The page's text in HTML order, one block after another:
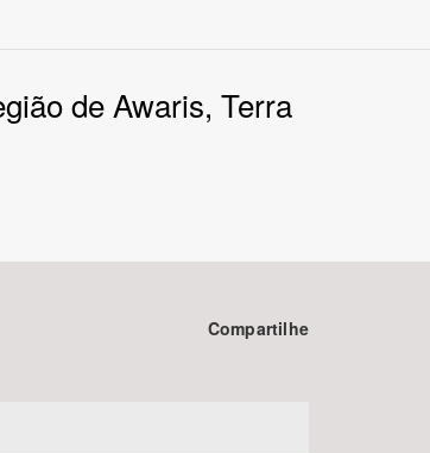
de Awaris, Terra
Compartilhe